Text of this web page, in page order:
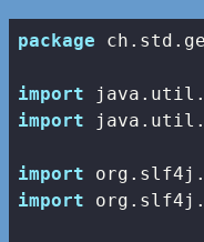
package
import
import
import
import